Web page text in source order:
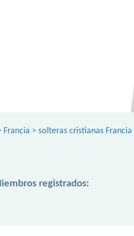
Francia > solteras cristianas Francia
registrados: